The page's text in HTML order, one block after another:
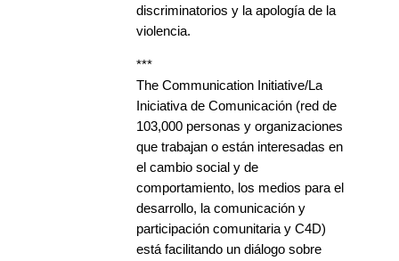
discriminatorios y la apología de la
violencia.
***
The Communication Initiative/La
Iniciativa de Comunicación (red de
103,000 personas y organizaciones
que trabajan o están interesadas en
el cambio social y de
comportamiento, los medios para el
desarrollo, la comunicación y
participación comunitaria y C4D)
está facilitando un diálogo sobre